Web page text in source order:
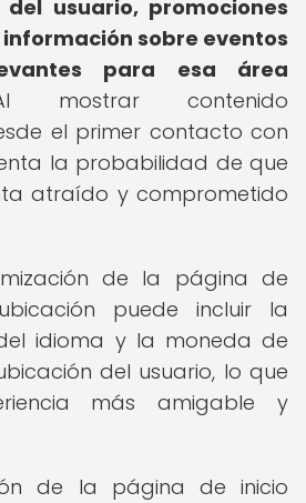
usuario, promociones
sobre eventos
para esa área
contenido
el primer contacto con
la probabilidad de que
atraído y comprometido
de la página de
puede incluir la
idioma y la moneda de
del usuario, lo que
más amigable y
de la página de inicio